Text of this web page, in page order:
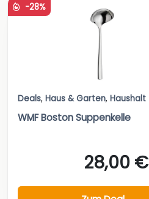
-28%
Deals, Haus & Garten, Haushalt
WMF Boston Suppenkelle
28,00 €